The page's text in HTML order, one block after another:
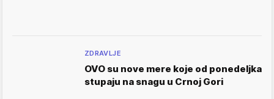
ZDRAVLJE
OVO su nove mere koje od ponedeljka
stupaju na snagu u Crnoj Gori